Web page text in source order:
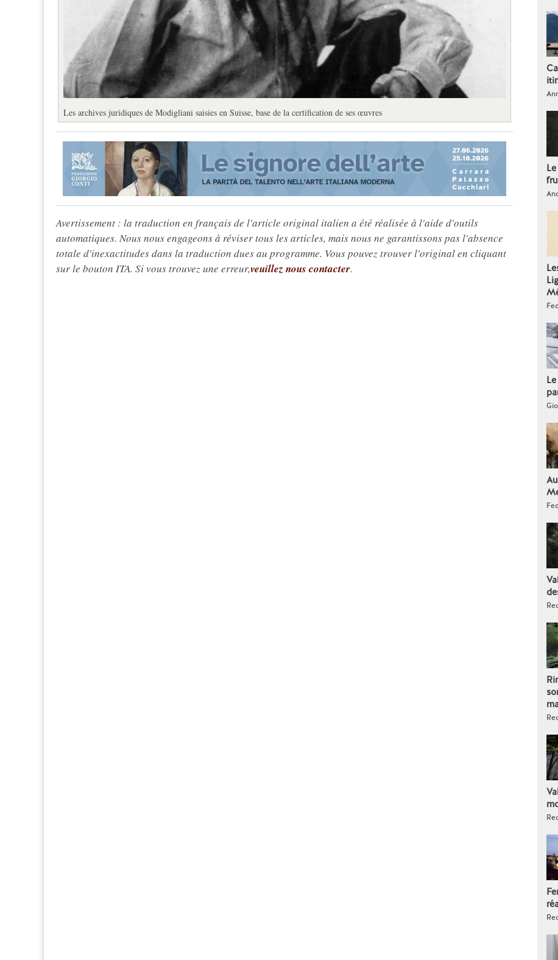
Les archives juridiques de Modigliani saisies en Suisse, base de la certification de ses œuvres
Avertissement : la traduction en français de l'article original italien a été réalisée à l'aide d'outils
automatiques. Nous nous engageons à réviser tous les articles, mais nous ne garantissons pas l'absence
totale d'inexactitudes dans la traduction dues au programme. Vous pouvez trouver l'original en cliquant
sur le bouton ITA. Si vous trouvez une erreur,veuillez nous contacter.